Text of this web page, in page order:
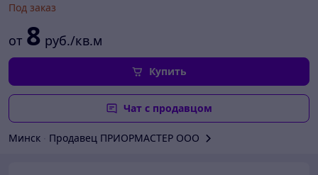
Под заказ
от 8 руб./кв.м
Купить
Чат с продавцом
Минск Продавец ПРИОРМАСТЕР ООО